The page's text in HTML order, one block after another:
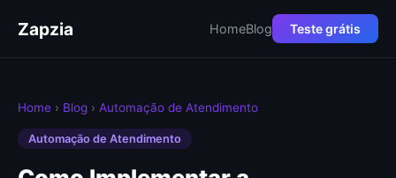
Zapzia HomeBlog Teste grátis
Home › Blog › Automação de Atendimento
Automação de Atendimento